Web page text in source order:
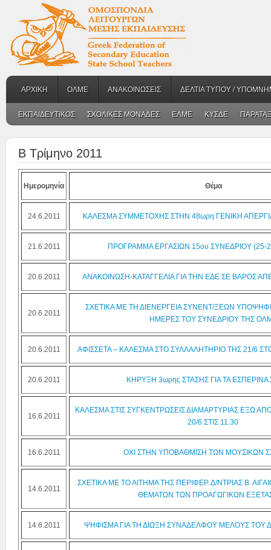
ΑΡΧΙΚΗ ΟΛΜΕ ΑΝΑΚΟΙΝΩΣΕΙΣ ΔΕΛΤΙΑ ΤΥΠΟΥ /
ΕΚΠΑΙΔΕΥΤΙΚΟΣ ΣΧΟΛΙΚΕΣ ΜΟΝΑΔΕΣ ΕΛΜΕ ΚΥΣΔΕ
Β Τρίμηνο 2011
Ημερομηνία Θέμα
24.6.2011 ΚΑΛΕΣΜΑ ΣΥΜΜΕΤΟΧΗΣ ΣΤΗΝ 48ωρη ΓΕΝΙΚΗ
21.6.2011 ΠΡΟΓΡΑΜΜΑ ΕΡΓΑΣΙΩΝ 15ου ΣΥΝΕΔΡΙΟΥ (25-
20.6.2011 ΑΝΑΚΟΙΝΩΣΗ-ΚΑΤΑΓΓΕΛΙΑ ΓΙΑ ΤΗΝ ΕΔΕ ΣΕ ΒΑΡΟΣ
20.6.2011
ΣΧΕΤΙΚΑ ΜΕ ΤΗ ΔΙΕΝΕΡΓΕΙΑ ΣΥΝΕΝΤ/ΞΕΩΝ
ΗΜΕΡΕΣ ΤΟΥ ΣΥΝΕΔΡΙΟΥ ΤΗΣ
20.6.2011 ΑΦΙΣΣΕΤΑ – ΚΑΛΕΣΜΑ ΣΤΟ ΣΥΛΛΑΛΗΤΗΡΙΟ ΤΗΣ 21/6
20.6.2011 ΚΗΡΥΞΗ 3ωρης ΣΤΑΣΗΣ ΓΙΑ ΤΑ ΕΣΠΕΡΙΝΑ
16.6.2011
ΚΑΛΕΣΜΑ ΣΤΙΣ ΣΥΓΚΕΝΤΡΩΣΕΙΣ ΔΙΑΜΑΡΤΥΡΙΑΣ ΕΞΩ
20/6 ΣΤΙΣ 11.30
16.6.2011 ΟΧΙ ΣΤΗΝ ΥΠΟΒΑΘΜΙΣΗ ΤΩΝ ΜΟΥΣΙΚΩΝ
14.6.2011
ΣΧΕΤΙΚΑ ΜΕ ΤΟ ΑΙΤΗΜΑ ΤΗΣ ΠΕΡΙΦΕΡ. Δ/ΝΤΡΙΑΣ Β.
ΘΕΜΑΤΩΝ ΤΩΝ ΠΡΟΑΓΩΓΙΚΩΝ
14.6.2011 ΨΗΦΙΣΜΑ ΓΙΑ ΤΗ ΔΙΩΞΗ ΣΥΝΑΔΕΛΦΟΥ ΜΕΛΟΥΣ ΤΟΥ